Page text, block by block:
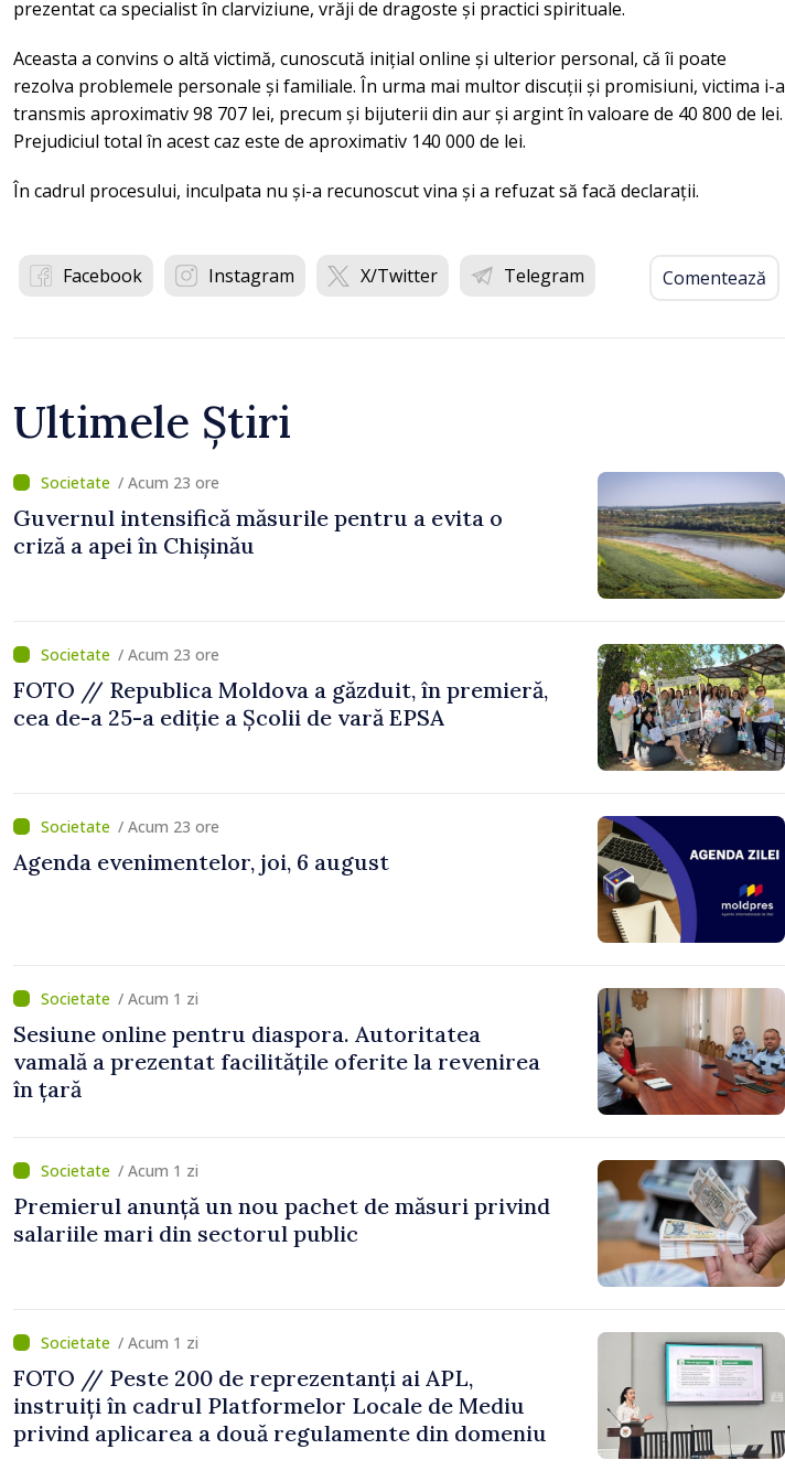
prezentat ca specialist în clarviziune, vrăji de dragoste și practici spirituale.
Aceasta a convins o altă victimă, cunoscută inițial online și ulterior personal, că îi poate
rezolva problemele personale și familiale. În urma mai multor discuții și promisiuni, victima i-a
transmis aproximativ 98 707 lei, precum și bijuterii din aur și argint în valoare de 40 800 de lei.
Prejudiciul total în acest caz este de aproximativ 140 000 de lei.
În cadrul procesului, inculpata nu și-a recunoscut vina și a refuzat să facă declarații.
Facebook Instagram X/Twitter Telegram Comentează
Ultimele Știri
/ Acum 23 ore
Guvernul intensifică măsurile pentru a evita o
criză a apei în Chișinău
/ Acum 23 ore
FOTO // Republica Moldova a găzduit, în premieră,
cea de-a 25-a ediție a Școlii de vară EPSA
/ Acum 23 ore
Agenda evenimentelor, joi, 6 august
/ Acum 1 zi
Sesiune online pentru diaspora. Autoritatea
vamală a prezentat facilitățile oferite la revenirea
în țară
/ Acum 1 zi
Premierul anunță un nou pachet de măsuri privind
salariile mari din sectorul public
/ Acum 1 zi
FOTO // Peste 200 de reprezentanți ai APL,
instruiți în cadrul Platformelor Locale de Mediu
privind aplicarea a două regulamente din domeniu